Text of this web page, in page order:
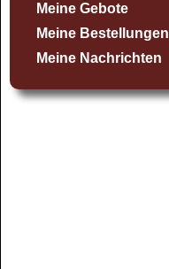
Meine Gebote
Meine Bestellungen
Meine Nachrichten